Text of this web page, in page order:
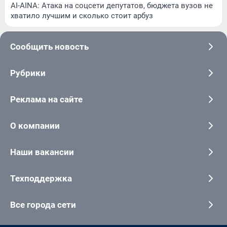
AI-AINA: Атака на соцсети депутатов, бюджета вузов не
хватило лучшим и сколько стоит арбуз
Сообщить новость
Рубрики
Реклама на сайте
О компании
Наши вакансии
Техподдержка
Все города сети